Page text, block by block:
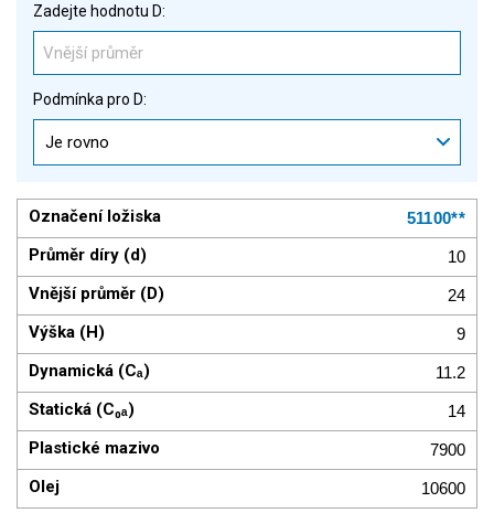
Zadejte hodnotu D:
Podmínka pro D:
Je rovno
51100**
10
24
9
11.2
14
7900
10600